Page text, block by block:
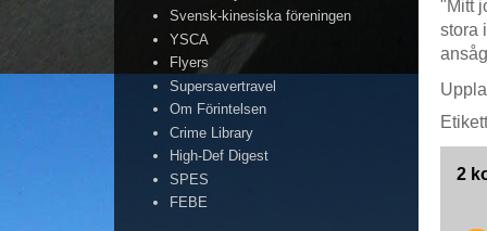
"Mitt
stora
2
Svensk-kinesiska föreningen
YSCA
Flyers
Supersavertravel
Om Förintelsen
Crime Library
High-Def Digest
SPES
FEBE